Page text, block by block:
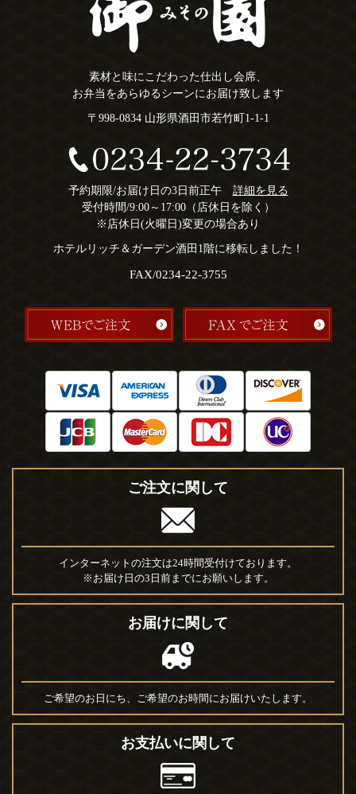
素材と味にこだわった仕出し会席、
お弁当をあらゆるシーンにお届け致します
〒998-0834 山形県酒田市若竹町1-1-1
予約期限/お届け日の3日前正午 詳細を見る
受付時間/9:00～17:00（店休日を除く）
※店休日(火曜日)変更の場合あり
ホテルリッチ＆ガーデン酒田1階に移転しました！
FAX/0234-22-3755
ご注文に関して
インターネットの注文は24時間受付けております。
※お届け日の3日前までにお願いします。
お届けに関して
ご希望のお日にち、ご希望のお時間にお届けいたします。
お支払いに関して